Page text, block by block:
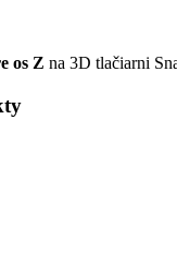
os Z na 3D tlačiarni